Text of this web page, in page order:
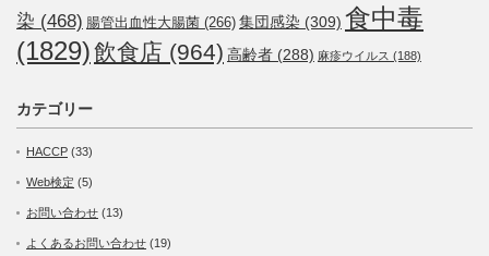
染 (468) 腸管出血性大腸菌 (266) 集団感染 (309) 食中毒
(1829)飲食店 (964) 高齢者 (288) 麻疹ウイルス (188)
カテゴリー
HACCP (33)
Web検定 (5)
お問い合わせ (13)
よくあるお問い合わせ (19)